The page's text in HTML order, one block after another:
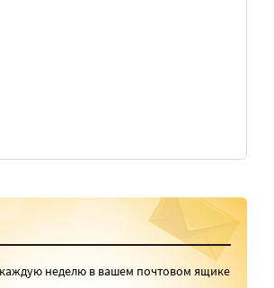
неделю в вашем почтовом ящике